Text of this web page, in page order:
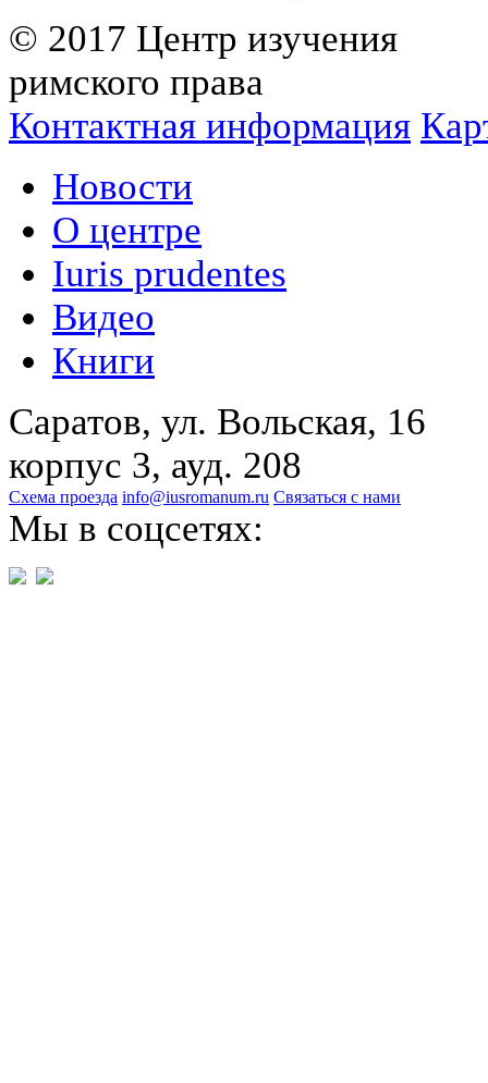
© 2017 Центр изучения
римского права
Контактная информация
Новости
О центре
Iuris prudentes
Видео
Книги
Саратов, ул. Вольская, 16
корпус 3, ауд. 208
Схема проезда info@iusromanum.ru Связаться с нами
Мы в соцсетях: